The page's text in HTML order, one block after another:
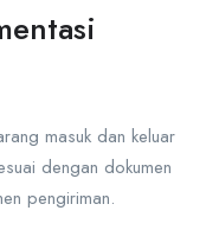
masuk dan keluar
dengan dokumen
pengiriman.